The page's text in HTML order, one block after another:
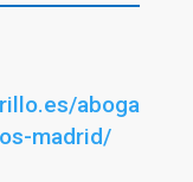
aboga
madrid/